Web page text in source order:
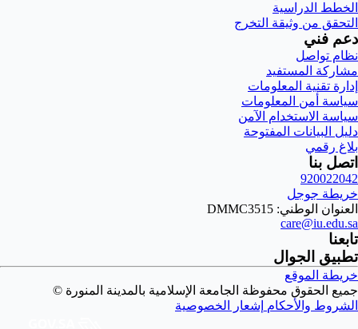
الخطط الدراسية
التحقق من وثيقة التخرج
دعم فني
نظام تواصل
مشاركة المستفيد
إدارة تقنية المعلومات
سياسة أمن المعلومات
سياسة الاستخدام الآمن
دليل البيانات المفتوحة
بلاغ رقمي
اتصل بنا
920022042
خريطة جوجل
العنوان الوطني: DMMC3515
care@iu.edu.sa
تابعنا
تطبيق الجوال
خريطة الموقع
جميع الحقوق محفوظة الجامعة الإسلامية بالمدينة المنورة ©
الشروط والأحكام إشعار الخصوصية